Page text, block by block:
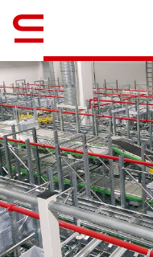
Fallstudie herunterladen